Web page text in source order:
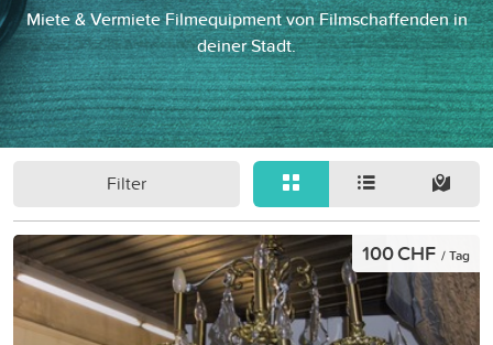
Miete & Vermiete Filmequipment von Filmschaffenden in
deiner Stadt.
Filter
100 CHF / Tag